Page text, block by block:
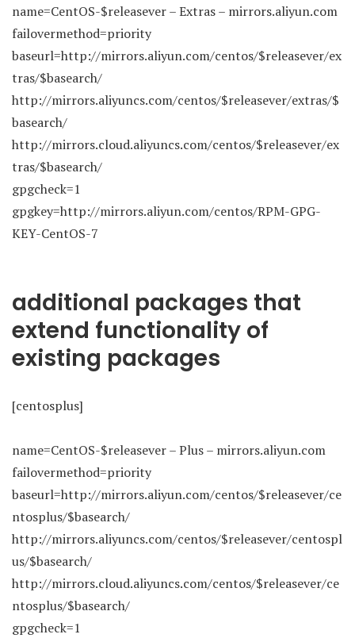
name=CentOS-$releasever – Extras – mirrors.aliyun.com
failovermethod=priority
baseurl=http://mirrors.aliyun.com/centos/$releasever/ex
tras/$basearch/
http://mirrors.aliyuncs.com/centos/$releasever/extras/$
basearch/
http://mirrors.cloud.aliyuncs.com/centos/$releasever/ex
tras/$basearch/
gpgcheck=1
gpgkey=http://mirrors.aliyun.com/centos/RPM-GPG-
KEY-CentOS-7
additional packages that
extend functionality of
existing packages
[centosplus]
name=CentOS-$releasever – Plus – mirrors.aliyun.com
failovermethod=priority
baseurl=http://mirrors.aliyun.com/centos/$releasever/ce
ntosplus/$basearch/
http://mirrors.aliyuncs.com/centos/$releasever/centospl
us/$basearch/
http://mirrors.cloud.aliyuncs.com/centos/$releasever/ce
ntosplus/$basearch/
gpgcheck=1